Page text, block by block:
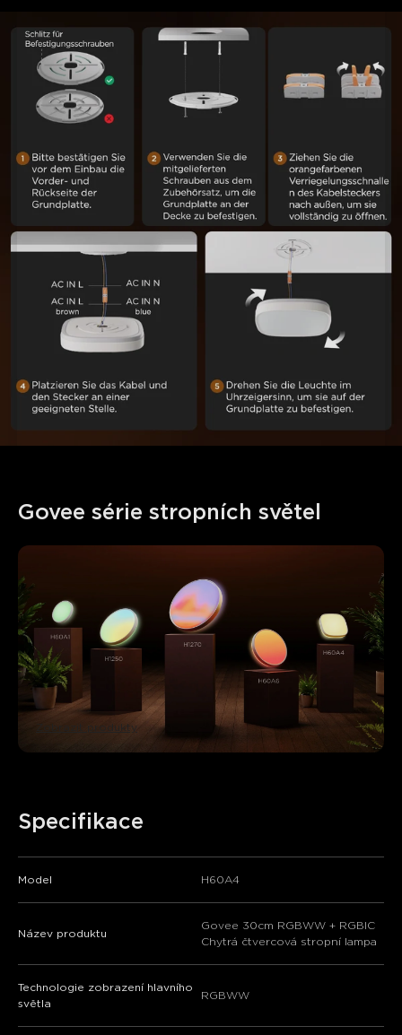
Govee série stropních světel
Zobrazit produkty
Specifikace
Model H60A4
Název produktu
Govee 30cm RGBWW + RGBIC
Chytrá čtvercová stropní lampa
Technologie zobrazení hlavního
světla
RGBWW